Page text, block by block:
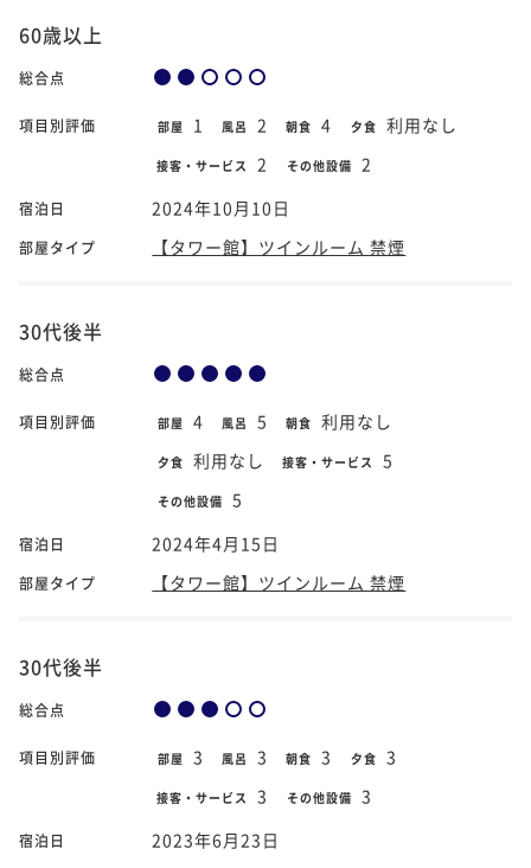
60歳以上
総合点
項目別評価 部屋 1 風呂 2 朝食 4 夕食 利用なし
接客・サービス 2 その他設備 2
宿泊日 2024年10月10日
部屋タイプ 【タワー館】ツインルーム 禁煙
30代後半
総合点
項目別評価 部屋 4 風呂 5 朝食 利用なし
夕食 利用なし 接客・サービス 5
その他設備 5
宿泊日 2024年4月15日
部屋タイプ 【タワー館】ツインルーム 禁煙
30代後半
総合点
項目別評価 部屋 3 風呂 3 朝食 3 夕食 3
接客・サービス 3 その他設備 3
宿泊日
2023年6月23日